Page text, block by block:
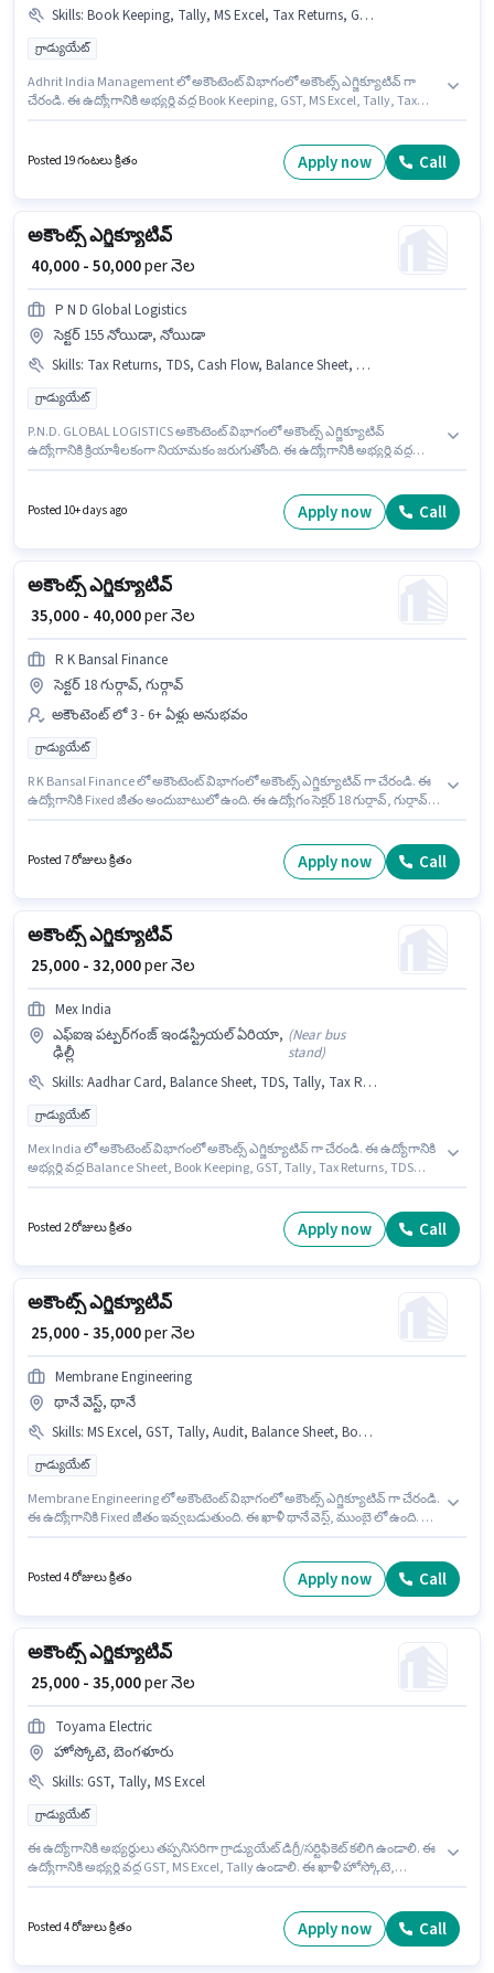
Skills: Book Keeping, Tally, MS Excel, Tax Returns, GST, TDS
గ్రాడ్యుయేట్
Adhrit India Management లో అకౌంటెంట్ విభాగంలో అకౌంట్స్ ఎగ్జిక్యూటివ్ గా
చేరండి. ఈ ఉద్యోగానికి అభ్యర్థి వద్ద Book Keeping, GST, MS Excel, Tally, Tax
ఉన్నాయి. ఈ ఉద్యోగం రేస్ కోర్స్, కోయంబత్తూరు లో ఉంది. ఈ ఉద్యోగానికి Fixed
Posted 19 గంటలు క్రితం Apply now Call
అకౌంట్స్ ఎగ్జిక్యూటివ్
₹ 40,000 - 50,000per నెల
P N D Global Logistics
సెక్టర్ 155 నోయిడా, నోయిడా
Skills: Tax Returns, TDS, Cash Flow, Balance Sheet, MS Excel, GST, Audit, Tally, Book Keeping
గ్రాడ్యుయేట్
P.N.D. GLOBAL LOGISTICS అకౌంటెంట్ విభాగంలో అకౌంట్స్ ఎగ్జిక్యూటివ్
ఉద్యోగానికి క్రియాశీలకంగా నియామకం జరుగుతోంది. ఈ ఉద్యోగానికి అభ్యర్థి వద్ద
కోసం అనుకూలంగా ఉంటుంది. మీరు నెలకు ₹50000 వరకు సంపాదించవచ్చు. ఈ
ఉద్యోగానికి Fixed జీతం అందుబాటులో ఉంది. ఈ ఉద్యోగం సెక్టర్ 155 నోయిడా,
Posted 10+ days ago Apply now Call
అకౌంట్స్ ఎగ్జిక్యూటివ్
₹ 35,000 - 40,000per నెల
R K Bansal Finance
సెక్టర్ 18 గుర్గావ్, గుర్గావ్
అకౌంటెంట్ లో 3 - 6+ ఏళ్లు అనుభవం
గ్రాడ్యుయేట్
R K Bansal Finance లో అకౌంటెంట్ విభాగంలో అకౌంట్స్ ఎగ్జిక్యూటివ్ గా చేరండి. ఈ
ఉద్యోగానికి Fixed జీతం అందుబాటులో ఉంది. ఈ ఉద్యోగం సెక్టర్ 18 గుర్గావ్, గుర్గావ్
సర్టిఫికెట్ కలిగి ఉండాలి.
Posted 7 రోజులు క్రితం Apply now Call
అకౌంట్స్ ఎగ్జిక్యూటివ్
₹ 25,000 - 32,000per నెల
Mex India
ఎఫ్ఐఇ పట్పర్‌గంజ్ ఇండస్ట్రియల్ ఏరియా,
ఢిల్లీ
(Near bus
stand)
Skills: Aadhar Card, Balance Sheet, TDS, Tally, Tax Returns, PAN Card, GST, Book Keeping
గ్రాడ్యుయేట్
Mex India లో అకౌంటెంట్ విభాగంలో అకౌంట్స్ ఎగ్జిక్యూటివ్ గా చేరండి. ఈ ఉద్యోగానికి
అభ్యర్థి వద్ద Balance Sheet, Book Keeping, GST, Tally, Tax Returns, TDS
ఉద్యోగానికి అభ్యర్థులు తప్పనిసరిగా గ్రాడ్యుయేట్ డిగ్రీ/సర్టిఫికెట్ కలిగి ఉండాలి. ఈ
Posted 2 రోజులు క్రితం Apply now Call
అకౌంట్స్ ఎగ్జిక్యూటివ్
₹ 25,000 - 35,000per నెల
Membrane Engineering
థానే వెస్ట్, థానే
Skills: MS Excel, GST, Tally, Audit, Balance Sheet, Book Keeping
గ్రాడ్యుయేట్
Membrane Engineering లో అకౌంటెంట్ విభాగంలో అకౌంట్స్ ఎగ్జిక్యూటివ్ గా చేరండి.
ఈ ఉద్యోగానికి Fixed జీతం ఇవ్వబడుతుంది. ఈ ఖాళీ థానే వెస్ట్, ముంబై లో ఉంది. ఈ
తప్పనిసరిగా గ్రాడ్యుయేట్ డిగ్రీ/సర్టిఫికెట్ కలిగి ఉండాలి. అదనపు PF, Medical
Benefits లు ఉద్యోగ స్థాయి మరియు కంపెనీ పాలసీలపై ఆధారపడి
Posted 4 రోజులు క్రితం Apply now Call
అకౌంట్స్ ఎగ్జిక్యూటివ్
₹ 25,000 - 35,000per నెల
Toyama Electric
హోస్కోటె, బెంగళూరు
Skills: GST, Tally, MS Excel
గ్రాడ్యుయేట్
ఈ ఉద్యోగానికి అభ్యర్థులు తప్పనిసరిగా గ్రాడ్యుయేట్ డిగ్రీ/సర్టిఫికెట్ కలిగి ఉండాలి. ఈ
ఉద్యోగానికి అభ్యర్థి వద్ద GST, MS Excel, Tally ఉండాలి. ఈ ఖాళీ హోస్కోటె,
చేరండి. ఈ ఉద్యోగానికి Fixed జీతం ఇవ్వబడుతుంది.
Posted 4 రోజులు క్రితం Apply now Call